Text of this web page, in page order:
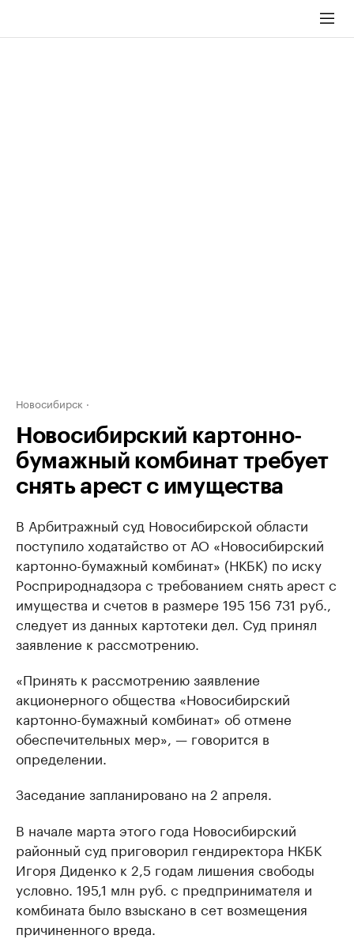
Новосибирск
Новосибирский картонно-
бумажный комбинат требует
снять арест с имущества
В Арбитражный суд Новосибирской области
поступило ходатайство от АО «Новосибирский
картонно-бумажный комбинат» (НКБК) по иску
Росприроднадзора с требованием снять арест с
имущества и счетов в размере 195 156 731 руб.,
следует из данных картотеки дел. Суд принял
заявление к рассмотрению.
«Принять к рассмотрению заявление
акционерного общества «Новосибирский
картонно-бумажный комбинат» об отмене
обеспечительных мер», — говорится в
определении.
Заседание запланировано на 2 апреля.
В начале марта этого года Новосибирский
районный суд приговорил гендиректора НКБК
Игоря Диденко к 2,5 годам лишения свободы
условно. 195,1 млн руб. с предпринимателя и
комбината было взыскано в сет возмещения
причиненного вреда.